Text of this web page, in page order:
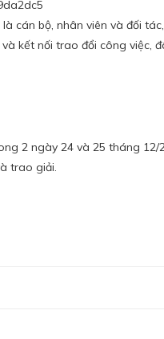
cán bộ, nhân viên và đối
kết nối trao đổi công việc,
2 ngày 24 và 25 tháng
trao giải.